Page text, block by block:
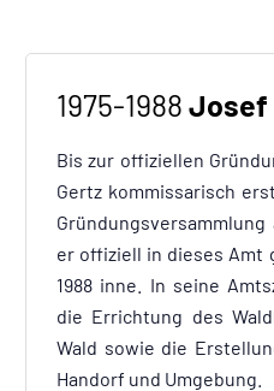
1975-1988 Josef
Bis zur offiziellen
Gertz kommissarisch
er offiziell in dieses Amt
1988 inne. In seine
die Errichtung des
Wald sowie die
Handorf und Umgebung.